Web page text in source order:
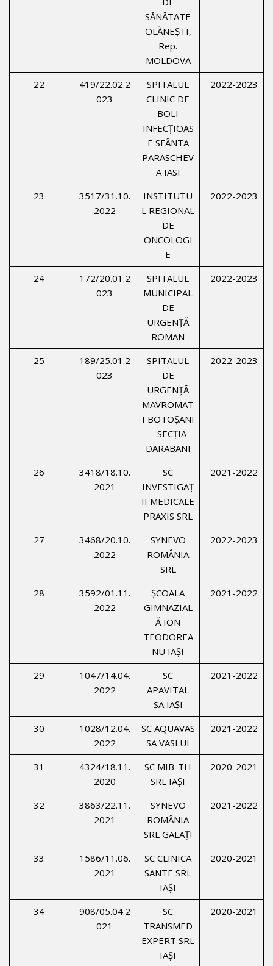
SĂNĂTATE
OLĂNEŞTI,
Rep.
MOLDOVA
22
419/22.02.2
023
SPITALUL
CLINIC DE
BOLI
INFECŢIOAS
E SFÂNTA
PARASCHEV
A IASI
2022-2023
23
3517/31.10.
2022
INSTITUTU
L REGIONAL
DE
ONCOLOGI
E
2022-2023
24
172/20.01.2
023
SPITALUL
MUNICIPAL
DE
URGENŢĂ
ROMAN
2022-2023
25
189/25.01.2
023
SPITALUL
DE
URGENŢĂ
MAVROMAT
I BOTOŞANI
– SECŢIA
DARABANI
2022-2023
26
3418/18.10.
2021
SC
INVESTIGAŢ
II MEDICALE
PRAXIS SRL
2021-2022
27
3468/20.10.
2022
SYNEVO
ROMÂNIA
SRL
2022-2023
28
3592/01.11.
2022
ŞCOALA
GIMNAZIAL
Ă ION
TEODOREA
NU IAŞI
2021-2022
29
1047/14.04.
2022
SC
APAVITAL
SA IAŞI
2021-2022
30
1028/12.04.
2022
SC AQUAVAS
SA VASLUI
2021-2022
31
4324/18.11.
2020
SC MIB-TH
SRL IAŞI
2020-2021
32
3863/22.11.
2021
SYNEVO
ROMÂNIA
SRL GALAŢI
2021-2022
33
1586/11.06.
2021
SC CLINICA
SANTE SRL
IAŞI
2020-2021
34
908/05.04.2
021
SC
TRANSMED
EXPERT SRL
IAŞI
2020-2021